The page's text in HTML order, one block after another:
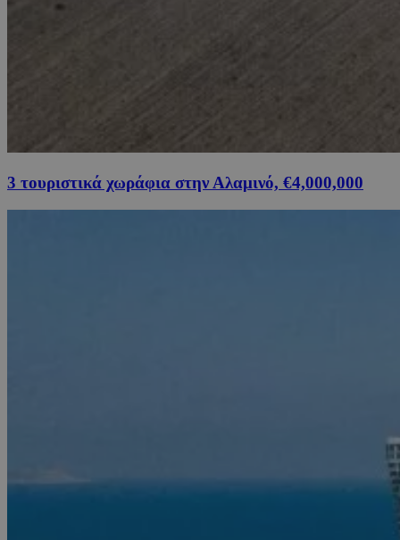
3 τουριστικά χωράφια στην Αλαμινό, €4,000,000